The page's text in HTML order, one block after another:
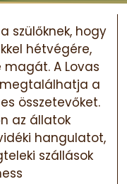
szülőknek, hogy
hétvégére,
A Lovas
a
összetevőket.
az állatok
hangulatot,
szállások